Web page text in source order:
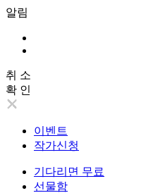
알림
취 소
확 인
이벤트
작가신청
기다리면 무료
선물함